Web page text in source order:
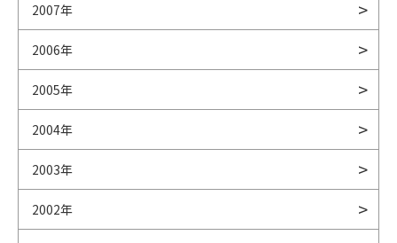
2007年
2006年
2005年
2004年
2003年
2002年